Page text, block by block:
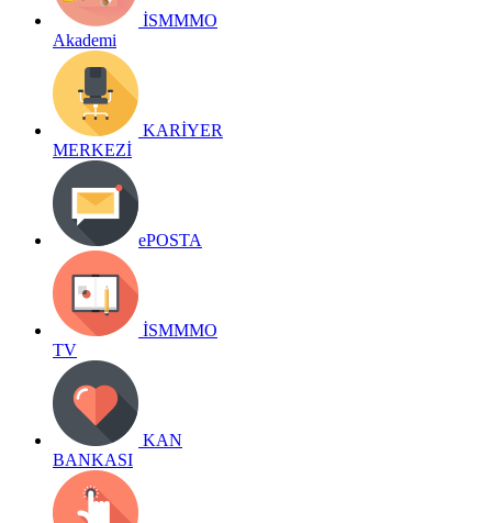
İSMMMO
Akademi
KARİYER
MERKEZİ
ePOSTA
İSMMMO
TV
KAN
BANKASI